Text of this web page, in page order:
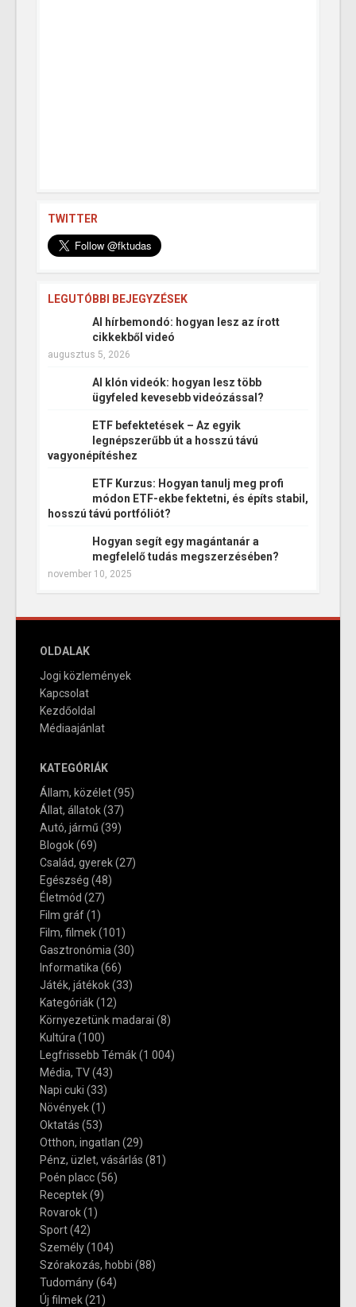
TWITTER
LEGUTÓBBI BEJEGYZÉSEK
AI hírbemondó: hogyan lesz az írott
cikkekből videó
augusztus 5, 2026
AI klón videók: hogyan lesz több
ügyfeled kevesebb videózással?
ETF befektetések – Az egyik
legnépszerűbb út a hosszú távú
vagyonépítéshez
ETF Kurzus: Hogyan tanulj meg profi
módon ETF-ekbe fektetni, és építs stabil,
hosszú távú portfóliót?
Hogyan segít egy magántanár a
megfelelő tudás megszerzésében?
november 10, 2025
OLDALAK
Jogi közlemények
Kapcsolat
Kezdőoldal
Médiaajánlat
KATEGÓRIÁK
Állam, közélet(95)
Állat, állatok(37)
Autó, jármű (39)
Blogok(69)
Család, gyerek(27)
Egészség (48)
Életmód (27)
Film gráf(1)
Film, filmek(101)
Gasztronómia (30)
Informatika (66)
Játék, játékok(33)
Kategóriák(12)
Környezetünk madarai (8)
Kultúra (100)
Legfrissebb Témák(1 004)
Média, TV(43)
Napi cuki (33)
Növények(1)
Oktatás (53)
Otthon, ingatlan (29)
Pénz, üzlet, vásárlás (81)
Poén placc(56)
Receptek(9)
Rovarok(1)
Sport(42)
Személy(104)
Szórakozás, hobbi (88)
Tudomány(64)
Új filmek(21)